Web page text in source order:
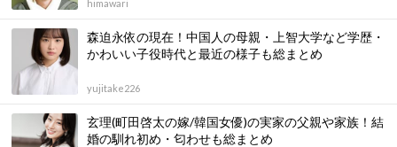
himawari
森迫永依の現在！中国人の母親・上智大学など学歴・
かわいい子役時代と最近の様子も総まとめ
yujitake226
玄理(町田啓太の嫁/韓国女優)の実家の父親や家族！結
婚の馴れ初め・匂わせも総まとめ